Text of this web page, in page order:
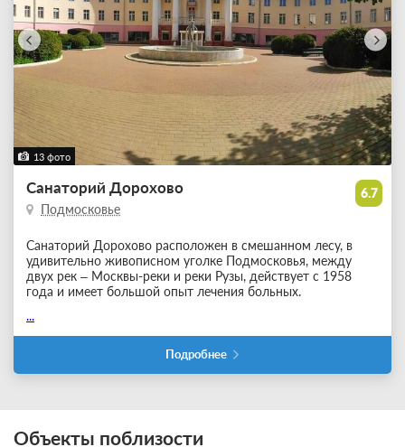
13 фото
6.7
Санаторий Дорохово
Подмосковье
Санаторий Дорохово расположен в смешанном лесу, в
удивительно живописном уголке Подмосковья, между
двух рек – Москвы-реки и реки Рузы, действует с 1958
года и имеет большой опыт лечения больных.
...
Подробнее
Объекты поблизости